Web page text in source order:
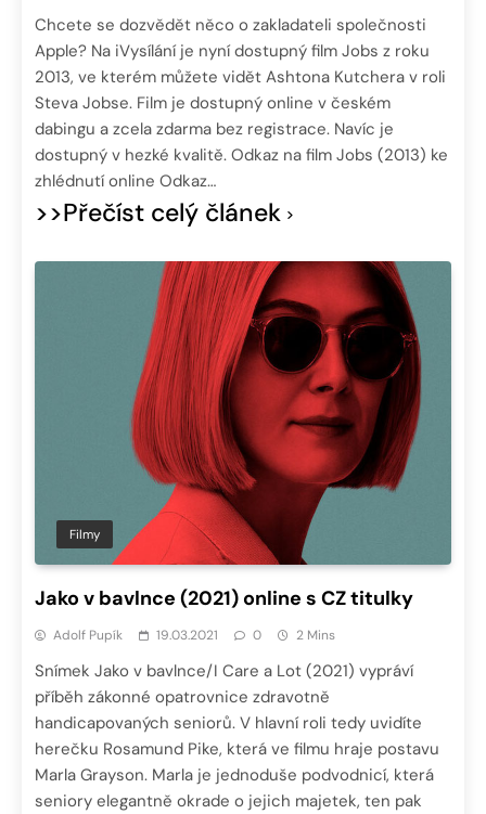
Chcete se dozvědět něco o zakladateli společnosti
Apple? Na iVysílání je nyní dostupný film Jobs z roku
2013, ve kterém můžete vidět Ashtona Kutchera v roli
Steva Jobse. Film je dostupný online v českém
dabingu a zcela zdarma bez registrace. Navíc je
dostupný v hezké kvalitě. Odkaz na film Jobs (2013) ke
zhlédnutí online Odkaz…
>>Přečíst celý článek
Filmy
Jako v bavlnce (2021) online s CZ titulky
Adolf Pupík 19.03.2021 0 2 Mins
Snímek Jako v bavlnce/I Care a Lot (2021) vypráví
příběh zákonné opatrovnice zdravotně
handicapovaných seniorů. V hlavní roli tedy uvidíte
herečku Rosamund Pike, která ve filmu hraje postavu
Marla Grayson. Marla je jednoduše podvodnicí, která
seniory elegantně okrade o jejich majetek, ten pak